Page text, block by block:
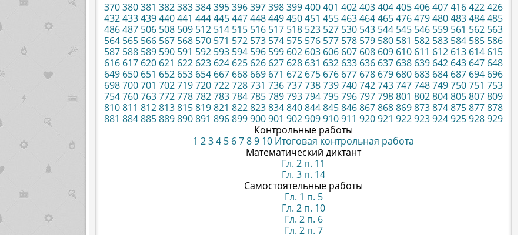
370380381 382383384395396397398399400401 402403404405406407416422426
432433439440441 444445447448449450451 455463464465476479480483484485
486487 506 508 509 512 514 515 516 517 518 523 527 530 543 544 545 546 559 561 562 563
564 565 566 567 568 570 571 572 573 574 575 576 577 578 579 580 581 582 583 584 585 586
587 588 589 590 591 592 593 594 596 599 602 603 606 607 608 609 610 611 612 613 614 615
616 617 620 621 622 623 624 625 626 627 628 631 632 633 636 637 638 639 642 643 647 648
649 650 651 652 653 654 667 668 669 671 672 675 676 677 678 679 680 683 684 687 694 696
698700701 702719720722728731 736737738739740742743747748749750751 753
754760763772778782783784785789793794795796797798801 802804805807809
810811 812813815819821 822823834840844845846867868869873874875877878
881 884885889890891 896899900901 902909910911 920921 922923924925928929
Контрольные работы
1 234 5 6789 10 Итоговая контрольная работа
Математический диктант
Гл. 2 п. 11
Гл. 3 п. 14
Самостоятельные работы
Гл. 1 п. 5
Гл. 2 п. 10
Гл. 2 п. 6
Гл. 2 п. 7